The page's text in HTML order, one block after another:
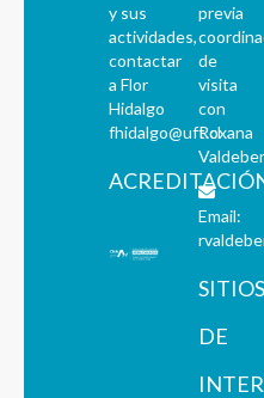
y sus
actividades,
contactar
a Flor
Hidalgo
fhidalgo@uft.cl
previa
de
visita
con
Roxana
Email:
SITIOS
DE